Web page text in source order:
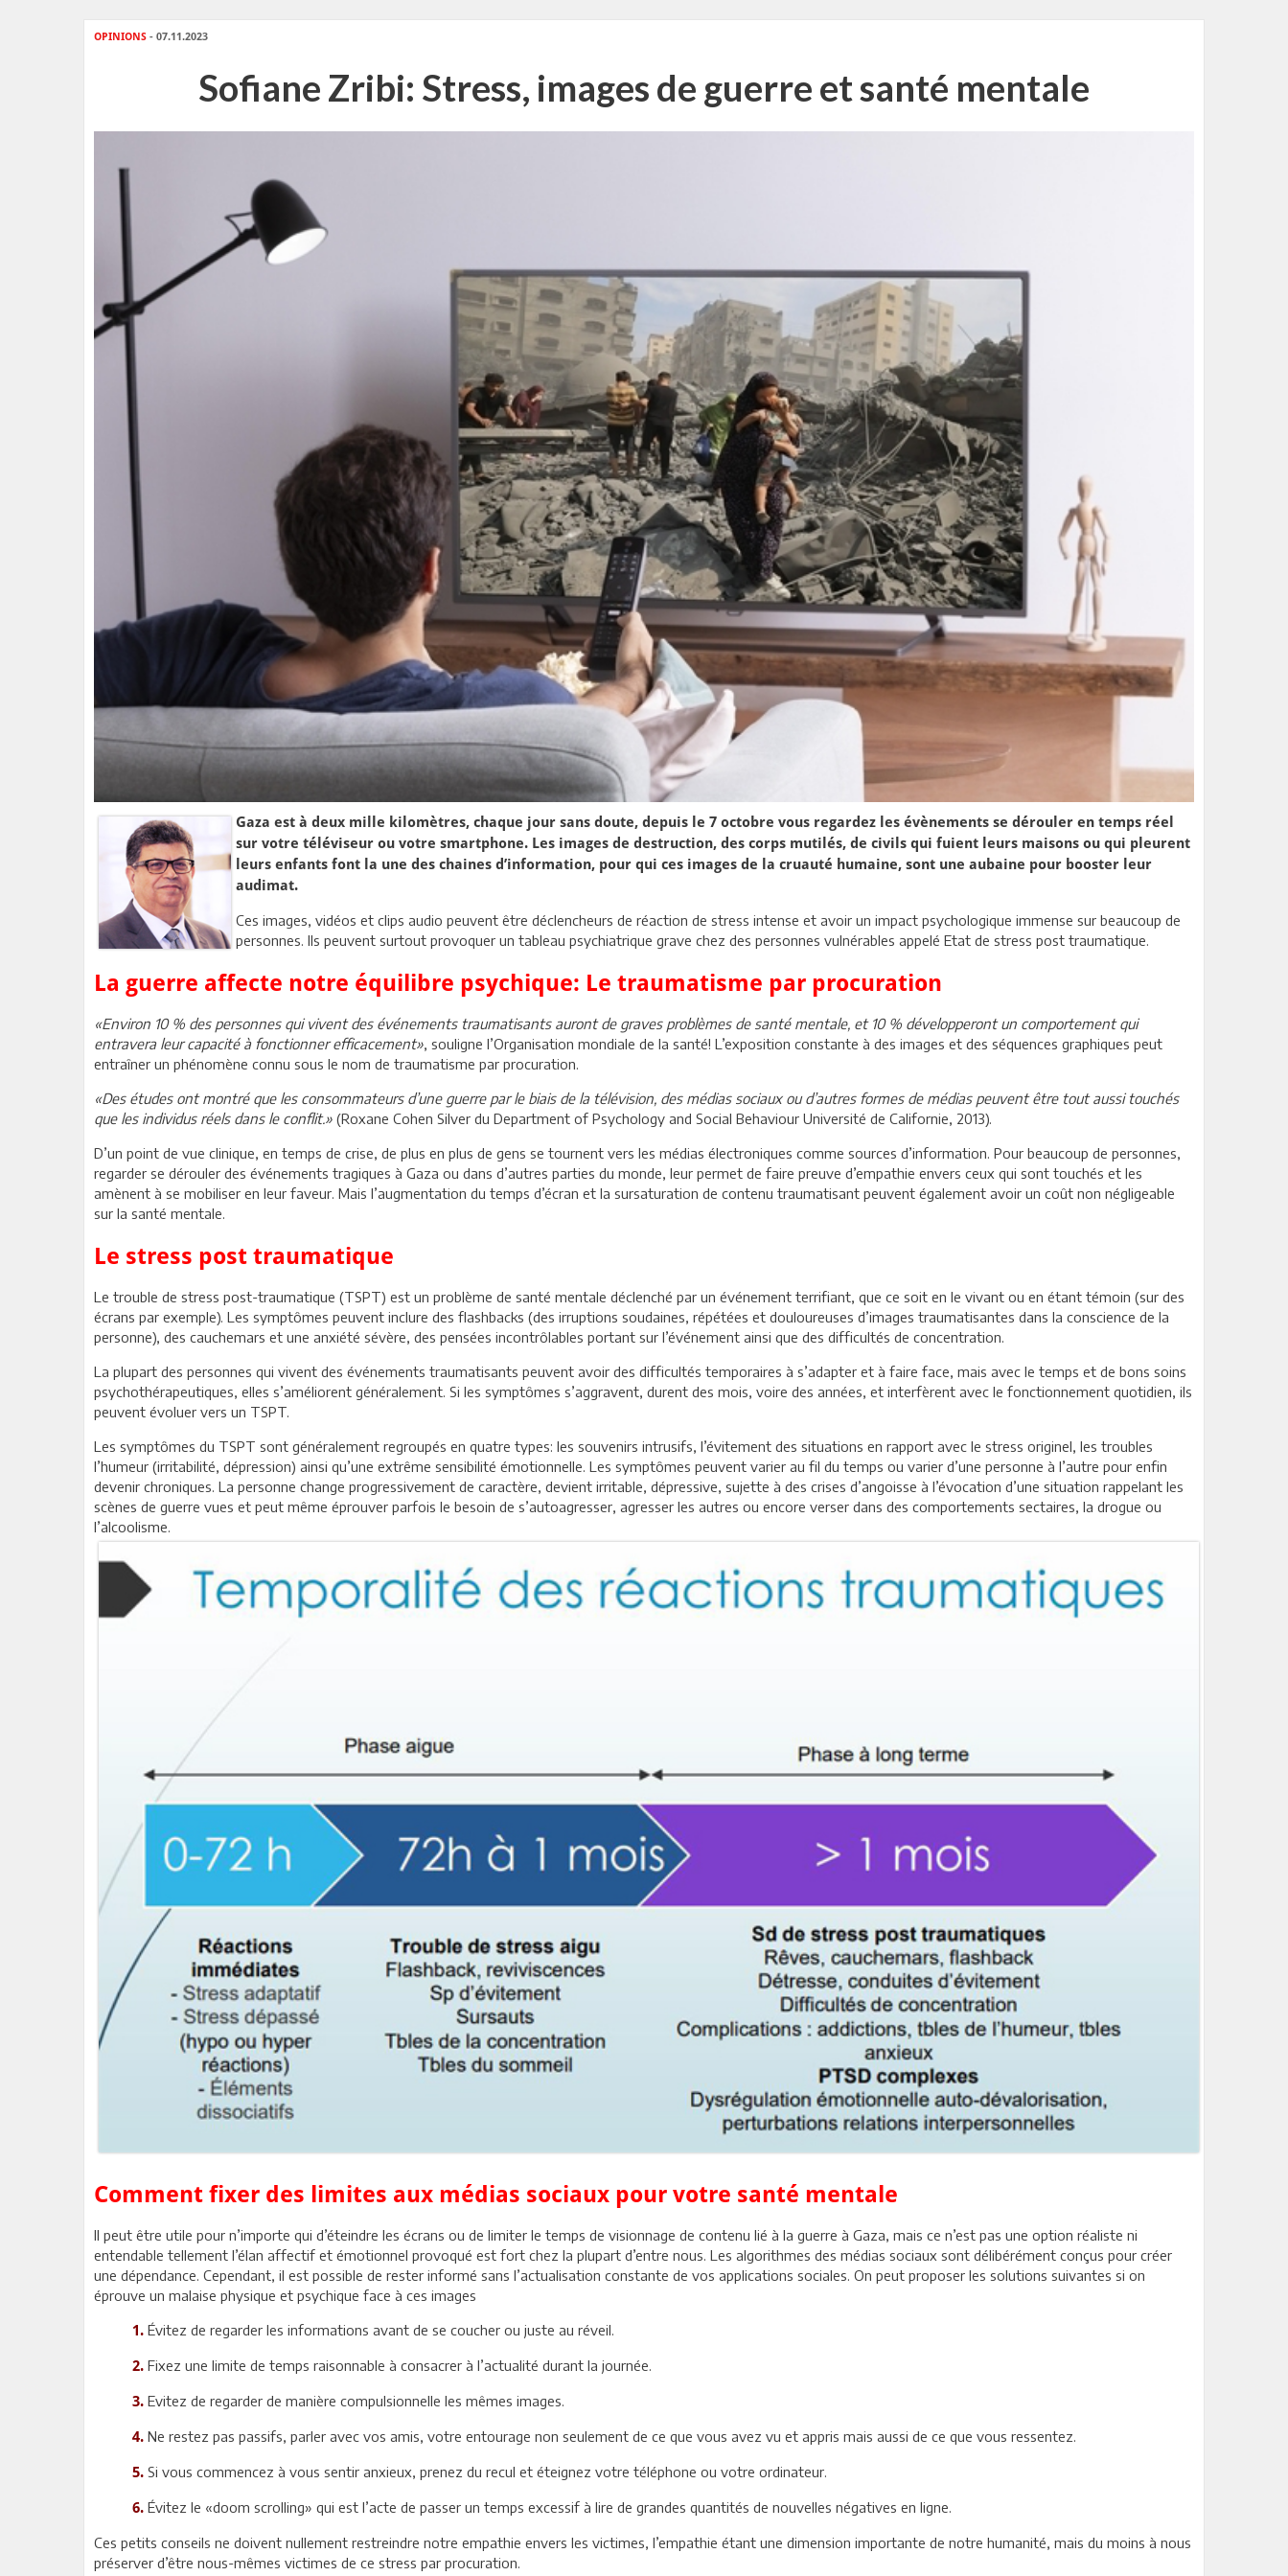
OPINIONS - 07.11.2023
Sofiane Zribi: Stress, images de guerre et santé mentale
Gaza est à deux mille kilomètres, chaque jour sans doute, depuis le 7 octobre vous regardez les évènements se dérouler en temps réel
sur votre téléviseur ou votre smartphone. Les images de destruction, des corps mutilés, de civils qui fuient leurs maisons ou qui pleurent
leurs enfants font la une des chaines d’information, pour qui ces images de la cruauté humaine, sont une aubaine pour booster leur
audimat.
Ces images, vidéos et clips audio peuvent être déclencheurs de réaction de stress intense et avoir un impact psychologique immense sur beaucoup de
personnes. Ils peuvent surtout provoquer un tableau psychiatrique grave chez des personnes vulnérables appelé Etat de stress post traumatique.
La guerre affecte notre équilibre psychique: Le traumatisme par procuration
«Environ 10 % des personnes qui vivent des événements traumatisants auront de graves problèmes de santé mentale, et 10 % développeront un comportement qui
entravera leur capacité à fonctionner efficacement», souligne l’Organisation mondiale de la santé! L’exposition constante à des images et des séquences graphiques peut
entraîner un phénomène connu sous le nom de traumatisme par procuration.
«Des études ont montré que les consommateurs d’une guerre par le biais de la télévision, des médias sociaux ou d’autres formes de médias peuvent être tout aussi touchés
que les individus réels dans le conflit.» (Roxane Cohen Silver du Department of Psychology and Social Behaviour Université de Californie, 2013).
D’un point de vue clinique, en temps de crise, de plus en plus de gens se tournent vers les médias électroniques comme sources d’information. Pour beaucoup de personnes,
regarder se dérouler des événements tragiques à Gaza ou dans d’autres parties du monde, leur permet de faire preuve d’empathie envers ceux qui sont touchés et les
amènent à se mobiliser en leur faveur. Mais l’augmentation du temps d’écran et la sursaturation de contenu traumatisant peuvent également avoir un coût non négligeable
sur la santé mentale.
Le stress post traumatique
Le trouble de stress post-traumatique (TSPT) est un problème de santé mentale déclenché par un événement terrifiant, que ce soit en le vivant ou en étant témoin (sur des
écrans par exemple). Les symptômes peuvent inclure des flashbacks (des irruptions soudaines, répétées et douloureuses d’images traumatisantes dans la conscience de la
personne), des cauchemars et une anxiété sévère, des pensées incontrôlables portant sur l’événement ainsi que des difficultés de concentration.
La plupart des personnes qui vivent des événements traumatisants peuvent avoir des difficultés temporaires à s’adapter et à faire face, mais avec le temps et de bons soins
psychothérapeutiques, elles s’améliorent généralement. Si les symptômes s’aggravent, durent des mois, voire des années, et interfèrent avec le fonctionnement quotidien, ils
peuvent évoluer vers un TSPT.
Les symptômes du TSPT sont généralement regroupés en quatre types: les souvenirs intrusifs, l’évitement des situations en rapport avec le stress originel, les troubles
l’humeur (irritabilité, dépression) ainsi qu’une extrême sensibilité émotionnelle. Les symptômes peuvent varier au fil du temps ou varier d’une personne à l’autre pour enfin
devenir chroniques. La personne change progressivement de caractère, devient irritable, dépressive, sujette à des crises d’angoisse à l’évocation d’une situation rappelant les
scènes de guerre vues et peut même éprouver parfois le besoin de s’autoagresser, agresser les autres ou encore verser dans des comportements sectaires, la drogue ou
l’alcoolisme.
Comment fixer des limites aux médias sociaux pour votre santé mentale
Il peut être utile pour n’importe qui d’éteindre les écrans ou de limiter le temps de visionnage de contenu lié à la guerre à Gaza, mais ce n’est pas une option réaliste ni
entendable tellement l’élan affectif et émotionnel provoqué est fort chez la plupart d’entre nous. Les algorithmes des médias sociaux sont délibérément conçus pour créer
une dépendance. Cependant, il est possible de rester informé sans l’actualisation constante de vos applications sociales. On peut proposer les solutions suivantes si on
éprouve un malaise physique et psychique face à ces images
1. Évitez de regarder les informations avant de se coucher ou juste au réveil.
2. Fixez une limite de temps raisonnable à consacrer à l’actualité durant la journée.
3. Evitez de regarder de manière compulsionnelle les mêmes images.
4. Ne restez pas passifs, parler avec vos amis, votre entourage non seulement de ce que vous avez vu et appris mais aussi de ce que vous ressentez.
5. Si vous commencez à vous sentir anxieux, prenez du recul et éteignez votre téléphone ou votre ordinateur.
6. Évitez le «doom scrolling» qui est l’acte de passer un temps excessif à lire de grandes quantités de nouvelles négatives en ligne.
Ces petits conseils ne doivent nullement restreindre notre empathie envers les victimes, l’empathie étant une dimension importante de notre humanité, mais du moins à nous
préserver d’être nous-mêmes victimes de ce stress par procuration.